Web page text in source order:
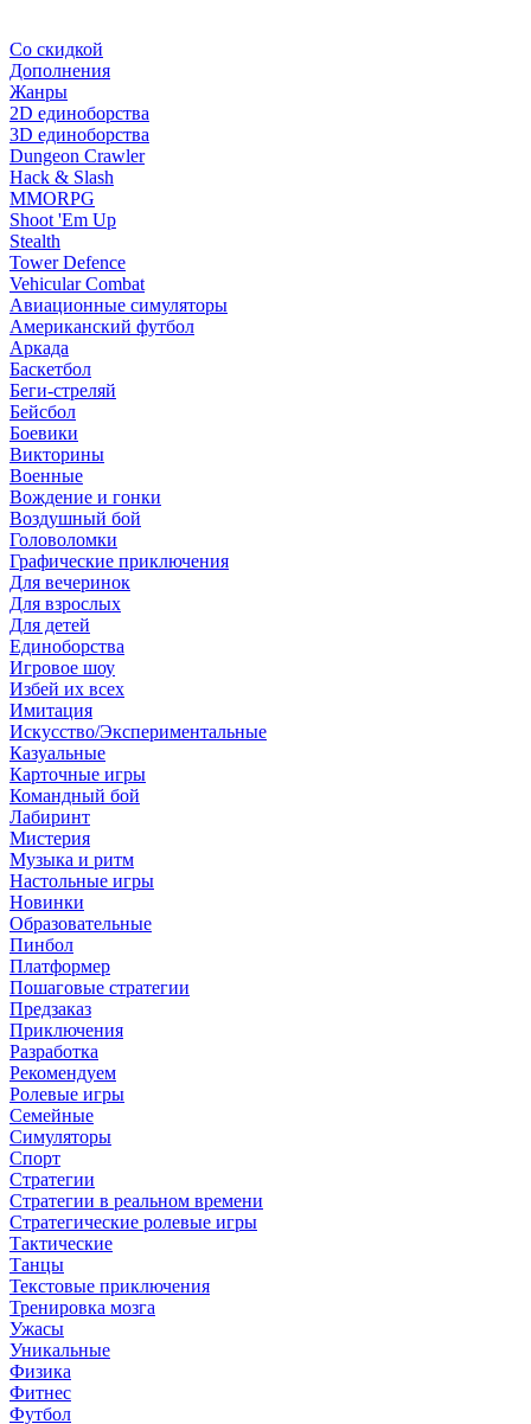
Со скидкой
Дополнения
Жанры
2D единоборства
3D единоборства
Dungeon Crawler
Hack & Slash
MMORPG
Shoot 'Em Up
Stealth
Tower Defence
Vehicular Combat
Авиационные симуляторы
Американский футбол
Аркада
Баскетбол
Беги-стреляй
Бейсбол
Боевики
Викторины
Военные
Вождение и гонки
Воздушный бой
Головоломки
Графические приключения
Для вечеринок
Для взрослых
Для детей
Единоборства
Игровое шоу
Избей их всех
Имитация
Искусство/Экспериментальные
Казуальные
Карточные игры
Командный бой
Лабиринт
Мистерия
Музыка и ритм
Настольные игры
Новинки
Образовательные
Пинбол
Платформер
Пошаговые стратегии
Предзаказ
Приключения
Разработка
Рекомендуем
Ролевые игры
Семейные
Симуляторы
Спорт
Стратегии
Стратегии в реальном времени
Стратегические ролевые игры
Тактические
Танцы
Текстовые приключения
Тренировка мозга
Ужасы
Уникальные
Физика
Фитнес
Футбол